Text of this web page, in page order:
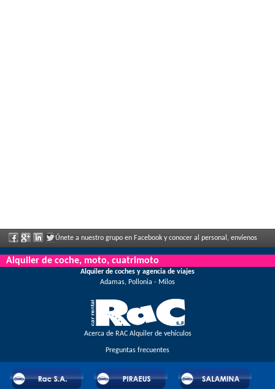
Únete a nuestro grupo en Facebook y conocer al personal, envíenos
sus comentarios y disfrute de grandes descuentos y ofertas que se anuncian con
Alquiler de coche, moto, cuatrimoto
Alquiler de coches y agencia de viajes
Adamas, Pollonia - Milos
Acerca de RAC Alquiler de vehículos
Preguntas frecuentes